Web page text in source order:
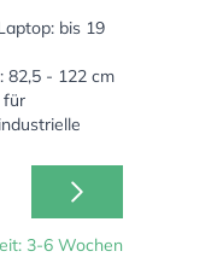
Pult. Am Ende dieser
ob Sie im
genutzt
bis 19
82,5 - 122 cm
für
3-6 Wochen